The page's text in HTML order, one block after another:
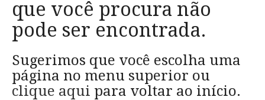
que você procura não
pode ser encontrada.
Sugerimos que você escolha uma
página no menu superior ou
clique aqui para voltar ao início.